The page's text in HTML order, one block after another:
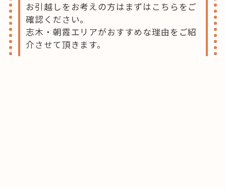
お引越しをお考えの方はまずはこちらをご
確認ください。
志木・朝霞エリアがおすすめな理由をご紹
介させて頂きます。